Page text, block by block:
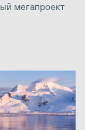
мегапроект